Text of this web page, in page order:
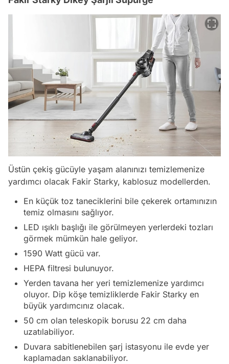
Üstün çekiş gücüyle yaşam alanınızı temizlemenize
yardımcı olacak Fakir Starky, kablosuz modellerden.
En küçük toz taneciklerini bile çekerek ortamınızın
temiz olmasını sağlıyor.
LED ışıklı başlığı ile görülmeyen yerlerdeki tozları
görmek mümkün hale geliyor.
1590 Watt gücü var.
HEPA filtresi bulunuyor.
Yerden tavana her yeri temizlemenize yardımcı
oluyor. Dip köşe temizliklerde Fakir Starky en
büyük yardımcınız olacak.
50 cm olan teleskopik borusu 22 cm daha
uzatılabiliyor.
Duvara sabitlenebilen şarj istasyonu ile evde yer
kaplamadan saklanabiliyor.